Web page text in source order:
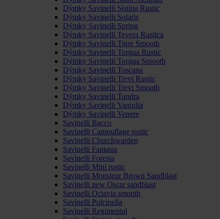
Dýmky Savinelli Sistina Rustic
Dýmky Savinelli Solaris
Dýmky Savinelli Spring
Dýmky Savinelli Tevera Rustica
Dýmky Savinelli Tigre Smooth
Dýmky Savinelli Torgua Rustic
Dýmky Savinelli Torgua Smooth
Dýmky Savinelli Toscana
Dýmky Savinelli Trevi Rustic
Dýmky Savinelli Trevi Smooth
Dýmky Savinelli Tundra
Dýmky Savinelli Vaniglia
Dýmky Savinelli Venere
Savinelli Bacco
Savinelli Camouflage rustic
Savinelli Churchwarden
Savinelli Fantasia
Savinelli Foresta
Savinelli Mini rustic
Savinelli Monsieur Brown Sandblast
Savinelli new Oscar sandblast
Savinelli Octavia smooth
Savinelli Pulcinella
Savinelli Regimental